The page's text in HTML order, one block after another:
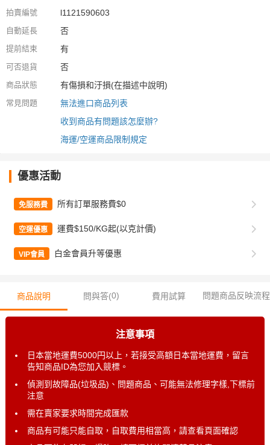
拍賣編號 l1121590603
自動延長 否
提前結束 有
可否退貨 否
商品狀態 有傷損和汙損(在描述中說明)
常見問題
無法進口商品列表
收到商品有問題該怎麼辦?
海運/空運商品限制規定
優惠活動
免服務費 所有訂單服務費$0
空運優惠 運費$150/KG起(以克計價)
VIP會員 白金會員升等優惠
商品說明 問與答(0) 費用試算 問題商品反映流程
注意事項
日本當地運費5000円以上，若接受高額日本當地運費，留言
告知商品ID為您加入競標。
偵測到故障品(垃圾品)、問題商品、可能無法修理字樣,下標前
注意
需在賣家要求時間完成匯款
商品有可能只能自取，自取費用相當高，請查看頁面確認